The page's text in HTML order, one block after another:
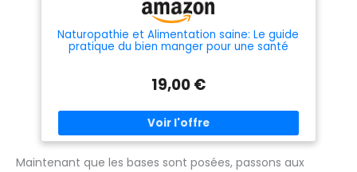
Naturopathie et Alimentation saine: Le guide
pratique du bien manger pour une santé
optimisée
19,00 €
Maintenant que les bases sont posées, passons aux